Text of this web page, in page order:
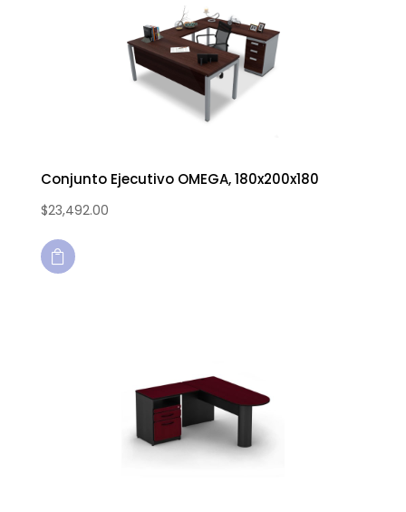
Conjunto Ejecutivo OMEGA, 180x200x180
$23,492.00
